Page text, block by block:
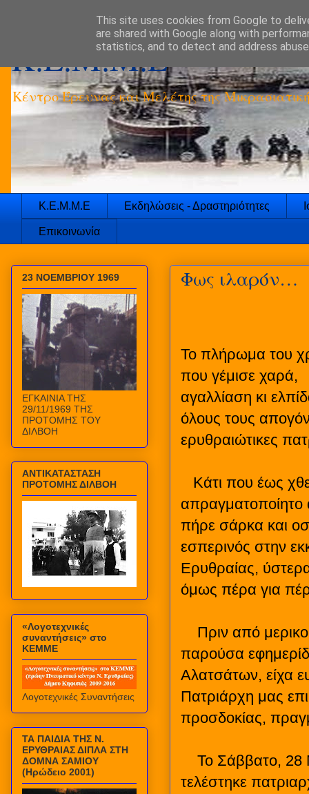
K.E.M.M.E
Κέντρο Έρευνας και Μελέτης της
Κ.Ε.Μ.Μ.Ε Εκδηλώσεις - Δραστηριότητες
Επικοινωνία
Φως ιλαρόν…
Το πλήρωμα του
που γέμισε χαρά,
αγαλλίαση κι
όλους τους
ερυθραιώτικες
Κάτι που έως
απραγματοποίητο
πήρε σάρκα και
εσπερινός στην
Ερυθραίας,
όμως πέρα για
Πριν από
παρούσα
Αλατσάτων, είχα
Πατριάρχη μας
προσδοκίας,
Το Σάββατο, 28
τελέστηκε
23 ΝΟΕΜΒΡΙΟΥ 1969
ΕΓΚΑΙΝΙΑ ΤΗΣ
29/11/1969 ΤΗΣ
ΠΡΟΤΟΜΗΣ ΤΟΥ
ΔΙΛΒΟΗ
ΑΝΤΙΚΑΤΑΣΤΑΣΗ
ΠΡΟΤΟΜΗΣ ΔΙΛΒΟΗ
«Λογοτεχνικές
συναντήσεις» στο
ΚΕΜΜΕ
Λογοτεχνικές Συναντήσεις
ΤΑ ΠΑΙΔΙΑ ΤΗΣ Ν.
ΕΡΥΘΡΑΙΑΣ ΔΙΠΛΑ ΣΤΗ
ΔΟΜΝΑ ΣΑΜΙΟΥ
(Ηρώδειο 2001)
This site uses cookies from Google to
are shared with Google along with
statistics, and to detect and address